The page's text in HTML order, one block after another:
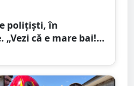
polițiști, în
că e mare bai!”